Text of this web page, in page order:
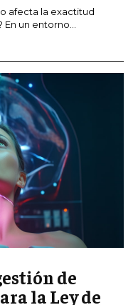
afecta la exactitud
un entorno...
de
la Ley de